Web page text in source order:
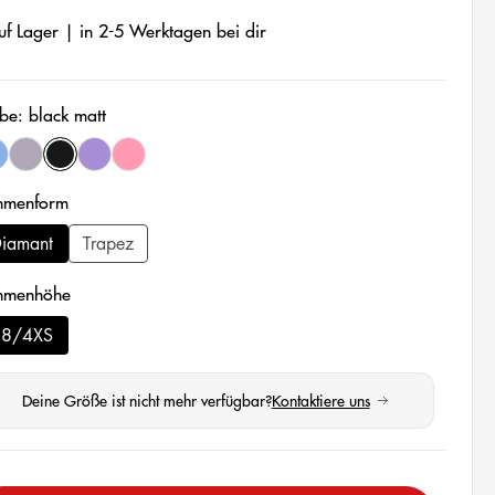
Lager | in 2-5 Werktagen bei dir
black matt
blueOption ist zurzeit nicht verfügbar.)
light greyblack matt
dark purple matt
fuchsia purple matt
auswählen
Trapez
auswählen
4XS
Deine Größe ist nicht mehr verfügbar?Kontaktiere uns
(öffnet in neuem Tab)